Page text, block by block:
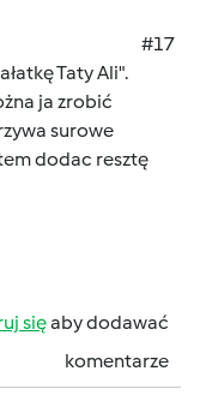
#17
Taty Ali".
ja zrobić
surowe
dodac resztę
sięaby dodawać
komentarze